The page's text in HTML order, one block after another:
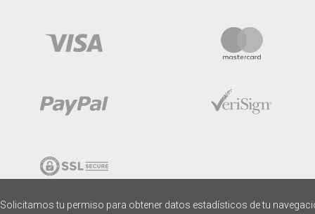
Solicitamos tu permiso para obtener datos estadísticos de tu